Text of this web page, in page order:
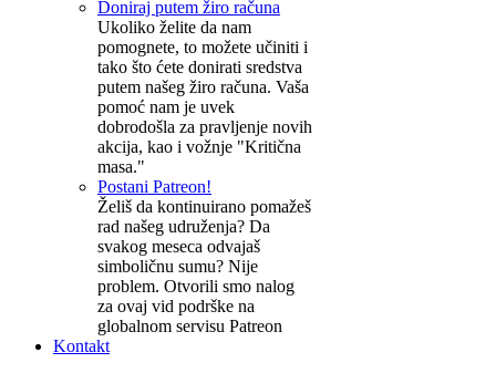
Doniraj putem žiro računa
Ukoliko želite da nam
pomognete, to možete učiniti i
tako što ćete donirati sredstva
putem našeg žiro računa. Vaša
pomoć nam je uvek
dobrodošla za pravljenje novih
akcija, kao i vožnje "Kritična
masa."
Postani Patreon!
Želiš da kontinuirano pomažeš
rad našeg udruženja? Da
svakog meseca odvajaš
simboličnu sumu? Nije
problem. Otvorili smo nalog
za ovaj vid podrške na
globalnom servisu Patreon
Kontakt